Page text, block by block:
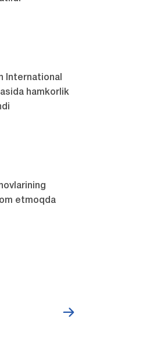
International
hamkorlik
etmoqda